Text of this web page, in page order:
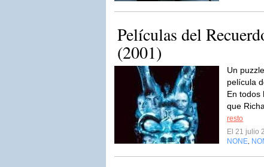
Películas del
(2001)
Un
película
En todos
que
resto
El 21 julio
NONE